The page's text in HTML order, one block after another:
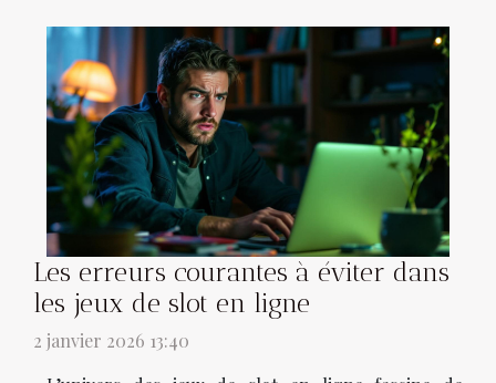
Les erreurs courantes à éviter dans
les jeux de slot en ligne
2 janvier 2026 13:40